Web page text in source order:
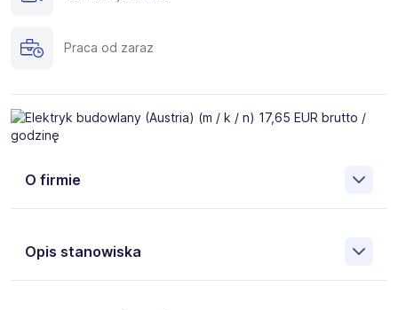
Praca od zaraz
O firmie
granicą. Pomożemy Ci znaleźć pracę w takich krajach, jak:
Niemcy, Austria, Holandia, Belgia, Islandia, Norwegia,
Opis stanowiska